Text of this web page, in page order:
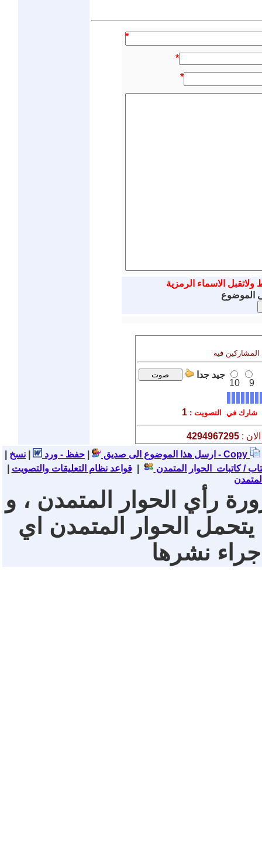
*
*
*
الاسماء الرمزية
الموضوع
فيه
9
10
جيد جدا
شارك في التصويت : 1
:
4294967295
ارسل هذا الموضوع الى صديق حفظ - ورد نسخ - Copy
/ كاتبات الحوار المتمدن |قواعد نظام التعليقات والتصويت
رأي الحوار المتمدن ، و
يتحمل الحوار المتمدن اي
جراء نشرها